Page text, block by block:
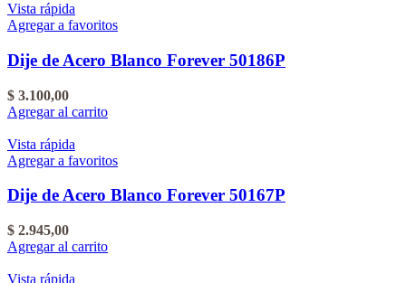
Vista rápida
Agregar a favoritos
Dije de Acero Blanco Forever 50186P
$ 3.100,00
Agregar al carrito
Vista rápida
Agregar a favoritos
Dije de Acero Blanco Forever 50167P
$ 2.945,00
Agregar al carrito
Vista rápida